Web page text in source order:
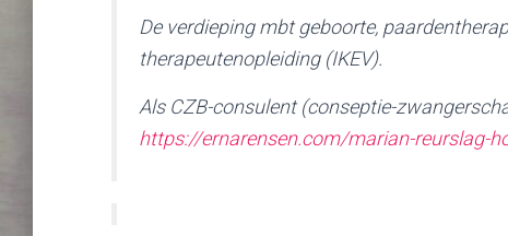
De verdieping mbt geboorte,
therapeutenopleiding (IKEV).
Als CZB-consulent (conseptie-
https://ernarensen.com/marian-reurslag-